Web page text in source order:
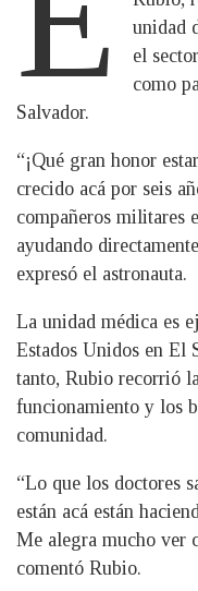
unidad
el
como
Salvador.
“¡Qué gran honor
crecido acá por seis
compañeros militares
ayudando
expresó el astronauta.
La unidad médica es
Estados Unidos en El
tanto, Rubio recorrió
funcionamiento y los
comunidad.
“Lo que los doctores
están acá están
Me alegra mucho ver
comentó Rubio.